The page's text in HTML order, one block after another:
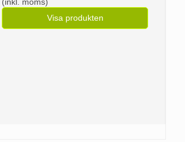
(inkl. moms)
Visa produkten